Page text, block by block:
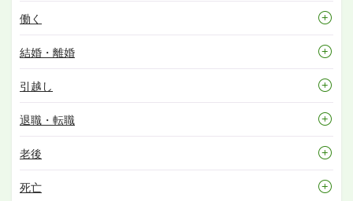
働く
結婚・離婚
引越し
退職・転職
老後
死亡